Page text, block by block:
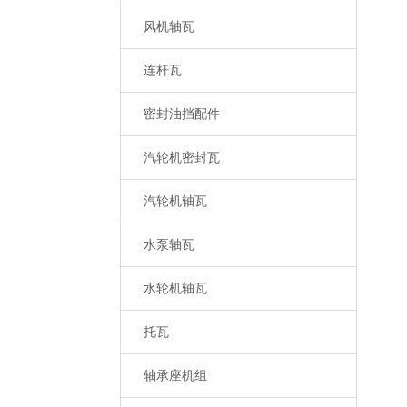
风机轴瓦
连杆瓦
密封油挡配件
汽轮机密封瓦
汽轮机轴瓦
水泵轴瓦
水轮机轴瓦
托瓦
轴承座机组